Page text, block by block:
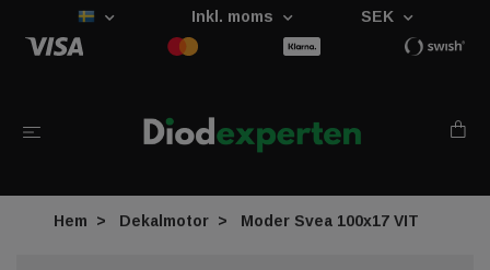
Inkl. moms SEK
Hem Dekalmotor Moder Svea 100x17 VIT